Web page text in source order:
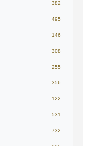
382
495
146
308
255
356
122
531
732